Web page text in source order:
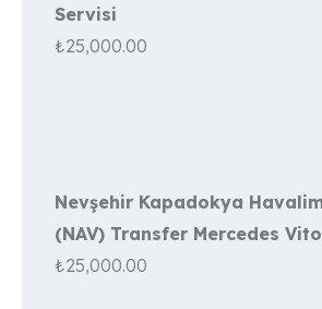
Servisi
₺25,000.00
Nevşehir Kapadokya
(NAV) Transfer Mercedes Vito
₺25,000.00